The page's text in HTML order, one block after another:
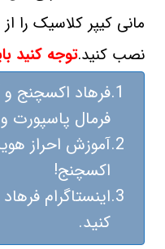
مانی کیپر کلاسیک را
نصب کنید.توجه کنید
فرهاد اکسچنج
فرمال پاسپورت
آموزش احراز
اکسچنج!
اینستاگرام
کنید.